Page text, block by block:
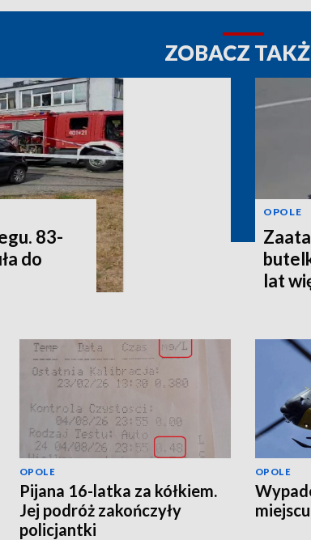
ZOBACZ
83-
do
OPOLE
lat
OPOLE
Pijana 16-latka za kółkiem.
Jej podróż zakończyły
policjantki
OPOLE